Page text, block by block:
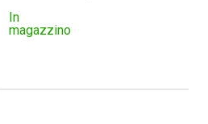
In
magazzino